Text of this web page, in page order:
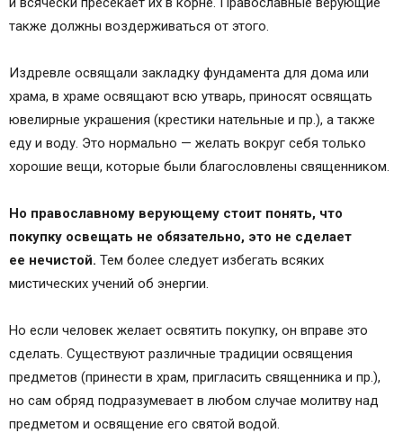
также должны воздерживаться от этого.
Издревле освящали закладку фундамента для дома или
храма, в храме освящают всю утварь, приносят освящать
ювелирные украшения (крестики нательные и пр.), а также
еду и воду. Это нормально — желать вокруг себя только
хорошие вещи, которые были благословлены священником.
Но православному верующему стоит понять, что
покупку освещать не обязательно, это не сделает
ее нечистой. Тем более следует избегать всяких
мистических учений об энергии.
Но если человек желает освятить покупку, он вправе это
сделать. Существуют различные традиции освящения
предметов (принести в храм, пригласить священника и пр.),
но сам обряд подразумевает в любом случае молитву над
предметом и освящение его святой водой.